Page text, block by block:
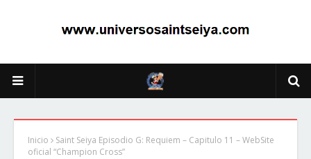
Inicio
Saint Seiya Episodio G: Requiem – Capitulo 11 – WebSite
oficial “Champion Cross”